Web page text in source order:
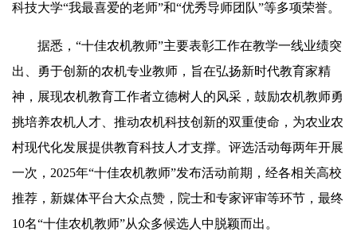
科技大学“我最喜爱的老师”和“优秀导师团队”等多项荣誉。
据悉，“十佳农机教师”主要表彰工作在教学一线业绩突
出、勇于创新的农机专业教师，旨在弘扬新时代教育家精
神，展现农机教育工作者立德树人的风采，鼓励农机教师勇
挑培养农机人才、推动农机科技创新的双重使命，为农业农
村现代化发展提供教育科技人才支撑。评选活动每两年开展
一次，2025年“十佳农机教师”发布活动前期，经各相关高校
推荐，新媒体平台大众点赞，院士和专家评审等环节，最终
10名“十佳农机教师”从众多候选人中脱颖而出。